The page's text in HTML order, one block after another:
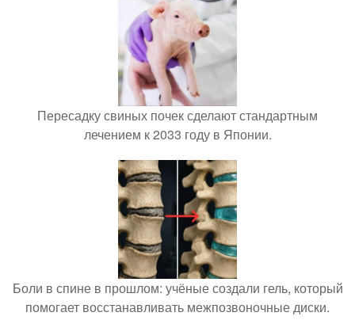
Пересадку свиных почек сделают стандартным
лечением к 2033 году в Японии.
Боли в спине в прошлом: учёные создали гель, который
помогает восстанавливать межпозвоночные диски.